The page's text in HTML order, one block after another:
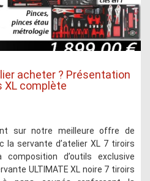
acheter ? Présentation
XL complète
sur notre meilleure offre de
la servante d’atelier XL 7 tiroirs
d’outils exclusive
ULTIMATE XL noire 7 tiroirs